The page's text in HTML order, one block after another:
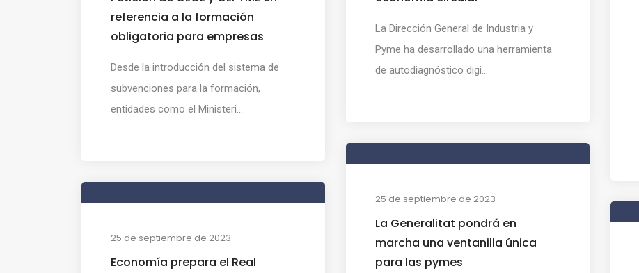
La Dirección General de Industria y
Pyme ha desarrollado una herramienta
de autodiagnóstico digi...
referencia a la formación
obligatoria para empresas
Desde la introducción del sistema de
subvenciones para la formación,
entidades como el Ministeri...
25 de septiembre de 2023
La Generalitat pondrá en
marcha una ventanilla única
para las pymes
25 de septiembre de 2023
Economía prepara el Real